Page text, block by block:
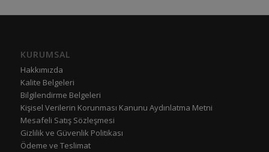
KURUMSAL
Hakkımızda
Kalite Belgeleri
Bilgilendirme Belgeleri
Kişisel Verilerin Korunması Kanunu Aydınlatma Metni
Mesafeli Satış Sözleşmesi
Gizlilik ve Güvenlik Politikası
Ödeme ve Teslimat